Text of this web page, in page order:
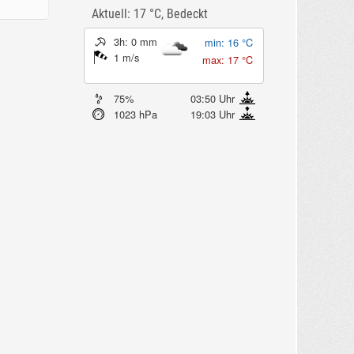
Aktuell: 17 °C, Bedeckt
3h: 0 mm
1 m/s
min: 16 °C
max: 17 °C
75%
03:50 Uhr
1023 hPa
19:03 Uhr